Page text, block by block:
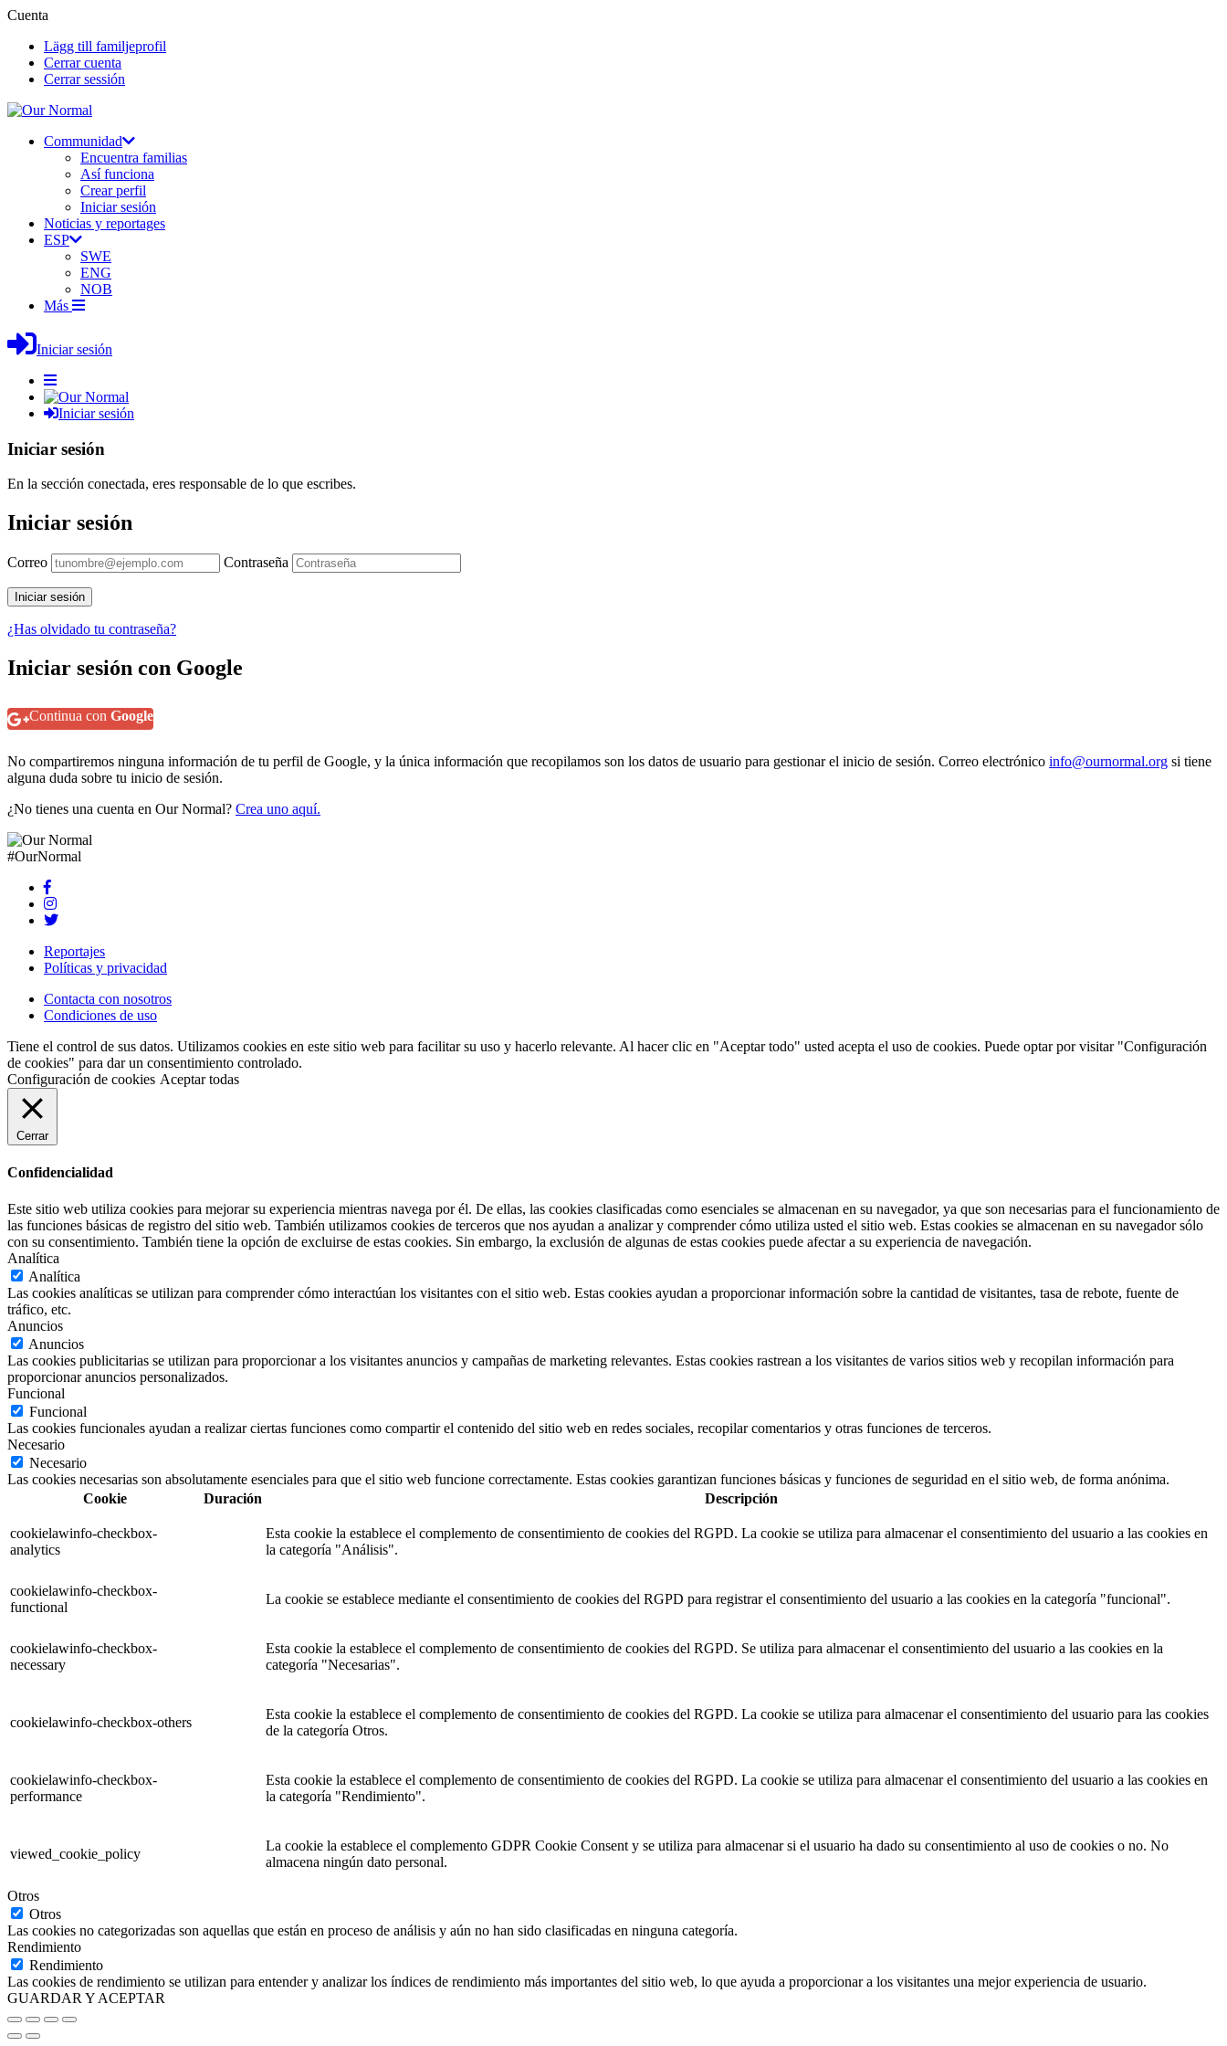
Cuenta
Lägg till familjeprofil
Cerrar cuenta
Cerrar sessión
Communidad
Encuentra familias
Así funciona
Crear perfil
Iniciar sesión
Noticias y reportages
ESP
SWE
ENG
NOB
Más
Iniciar sesión
Iniciar sesión
Iniciar sesión
En la sección conectada, eres responsable de lo que escribes.
Iniciar sesión
Correo Contraseña
¿Has olvidado tu contraseña?
Iniciar sesión con Google
Continua con Google
No compartiremos ninguna información de tu perfil de Google, y la única información que recopilamos son los datos de usuario para gestionar el inicio de sesión. Correo electrónico info@ournormal.org si tiene
alguna duda sobre tu inicio de sesión.
¿No tienes una cuenta en Our Normal? Crea uno aquí.
#OurNormal
Reportajes
Políticas y privacidad
Contacta con nosotros
Condiciones de uso
Tiene el control de sus datos. Utilizamos cookies en este sitio web para facilitar su uso y hacerlo relevante. Al hacer clic en "Aceptar todo" usted acepta el uso de cookies. Puede optar por visitar "Configuración
de cookies" para dar un consentimiento controlado.
Configuración de cookies Aceptar todas
Cerrar
Confidencialidad
Este sitio web utiliza cookies para mejorar su experiencia mientras navega por él. De ellas, las cookies clasificadas como esenciales se almacenan en su navegador, ya que son necesarias para el funcionamiento de
las funciones básicas de registro del sitio web. También utilizamos cookies de terceros que nos ayudan a analizar y comprender cómo utiliza usted el sitio web. Estas cookies se almacenan en su navegador sólo
con su consentimiento. También tiene la opción de excluirse de estas cookies. Sin embargo, la exclusión de algunas de estas cookies puede afectar a su experiencia de navegación.
Analítica
Analítica
Las cookies analíticas se utilizan para comprender cómo interactúan los visitantes con el sitio web. Estas cookies ayudan a proporcionar información sobre la cantidad de visitantes, tasa de rebote, fuente de
tráfico, etc.
Anuncios
Anuncios
Las cookies publicitarias se utilizan para proporcionar a los visitantes anuncios y campañas de marketing relevantes. Estas cookies rastrean a los visitantes de varios sitios web y recopilan información para
proporcionar anuncios personalizados.
Funcional
Funcional
Las cookies funcionales ayudan a realizar ciertas funciones como compartir el contenido del sitio web en redes sociales, recopilar comentarios y otras funciones de terceros.
Necesario
Necesario
Las cookies necesarias son absolutamente esenciales para que el sitio web funcione correctamente. Estas cookies garantizan funciones básicas y funciones de seguridad en el sitio web, de forma anónima.
Cookie
Duración Descripción
cookielawinfo-checkbox-
analytics
Esta cookie la establece el complemento de consentimiento de cookies del RGPD. La cookie se utiliza para almacenar el consentimiento del usuario a las cookies en
la categoría "Análisis".
cookielawinfo-checkbox-
functional
La cookie se establece mediante el consentimiento de cookies del RGPD para registrar el consentimiento del usuario a las cookies en la categoría "funcional".
cookielawinfo-checkbox-
necessary
Esta cookie la establece el complemento de consentimiento de cookies del RGPD. Se utiliza para almacenar el consentimiento del usuario a las cookies en la
categoría "Necesarias".
cookielawinfo-checkbox-others
Esta cookie la establece el complemento de consentimiento de cookies del RGPD. La cookie se utiliza para almacenar el consentimiento del usuario para las cookies
de la categoría Otros.
cookielawinfo-checkbox-
performance
Esta cookie la establece el complemento de consentimiento de cookies del RGPD. La cookie se utiliza para almacenar el consentimiento del usuario a las cookies en
la categoría "Rendimiento".
viewed_cookie_policy
La cookie la establece el complemento GDPR Cookie Consent y se utiliza para almacenar si el usuario ha dado su consentimiento al uso de cookies o no. No
almacena ningún dato personal.
Otros
Otros
Las cookies no categorizadas son aquellas que están en proceso de análisis y aún no han sido clasificadas en ninguna categoría.
Rendimiento
Rendimiento
Las cookies de rendimiento se utilizan para entender y analizar los índices de rendimiento más importantes del sitio web, lo que ayuda a proporcionar a los visitantes una mejor experiencia de usuario.
GUARDAR Y ACEPTAR